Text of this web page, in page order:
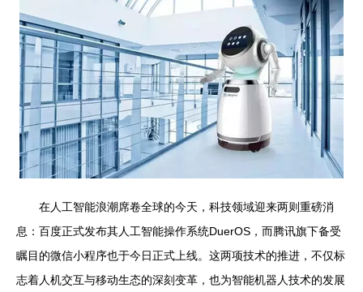
在人工智能浪潮席卷全球的今天，科技领域迎来两则重磅消
息：百度正式发布其人工智能操作系统DuerOS，而腾讯旗下备受
瞩目的微信小程序也于今日正式上线。这两项技术的推进，不仅标
志着人机交互与移动生态的深刻变革，也为智能机器人技术的发展